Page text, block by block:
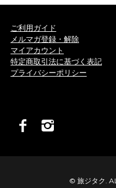
ご利用ガイド
メルマガ登録・解除
マイアカウント
特定商取引法に基づく表記
プライバシーポリシー
© 旅ジタク.